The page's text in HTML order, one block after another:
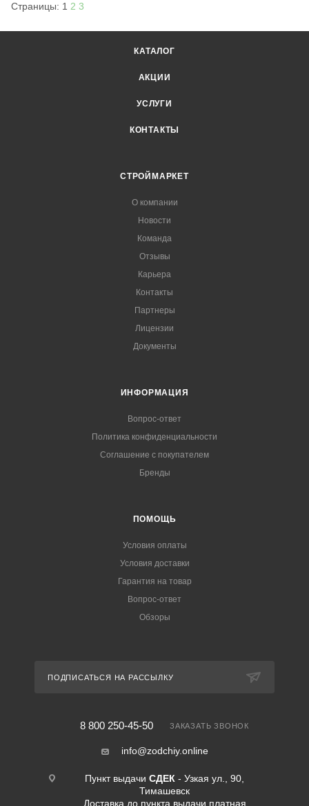
Страницы: 1 2 3
КАТАЛОГ
АКЦИИ
УСЛУГИ
КОНТАКТЫ
СТРОЙМАРКЕТ
О компании
Новости
Команда
Отзывы
Карьера
Контакты
Партнеры
Лицензии
Документы
ИНФОРМАЦИЯ
Вопрос-ответ
Политика конфиденциальности
Соглашение с покупателем
Бренды
ПОМОЩЬ
Условия оплаты
Условия доставки
Гарантия на товар
Вопрос-ответ
Обзоры
ПОДПИСАТЬСЯ НА РАССЫЛКУ
8 800 250-45-50 ЗАКАЗАТЬ ЗВОНОК
info@zodchiy.online
Пункт выдачи СДЕК - Узкая ул., 90,
Тимашевск
Доставка до пункта выдачи платная